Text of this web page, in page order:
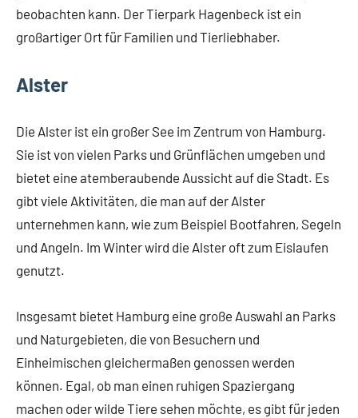
beobachten kann. Der Tierpark Hagenbeck ist ein
großartiger Ort für Familien und Tierliebhaber.
Alster
Die Alster ist ein großer See im Zentrum von Hamburg.
Sie ist von vielen Parks und Grünflächen umgeben und
bietet eine atemberaubende Aussicht auf die Stadt. Es
gibt viele Aktivitäten, die man auf der Alster
unternehmen kann, wie zum Beispiel Bootfahren, Segeln
und Angeln. Im Winter wird die Alster oft zum Eislaufen
genutzt.
Insgesamt bietet Hamburg eine große Auswahl an Parks
und Naturgebieten, die von Besuchern und
Einheimischen gleichermaßen genossen werden
können. Egal, ob man einen ruhigen Spaziergang
machen oder wilde Tiere sehen möchte, es gibt für jeden